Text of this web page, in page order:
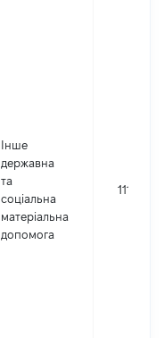
Інше
державна
та
соціальна
матеріальна
допомога
11180